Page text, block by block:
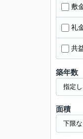
敷
礼
共
築年数
面積